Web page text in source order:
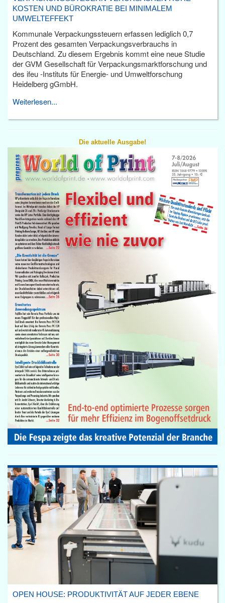
KOSTEN UND BÜROKRATIE BEI MINIMALEM
UMWELTEFFEKT
Kommunale Verpackungssteuern erfassen lediglich 0,7
Prozent des gesamten Verpackungsverbrauchs in
Deutschland. Zu diesem Ergebnis kommt eine neue Studie
der GVM Gesellschaft für Verpackungsmarktforschung und
des ifeu -Instituts für Energie- und Umweltforschung
Heidelberg gGmbH.
Weiterlesen...
Die aktuelle Ausgabe!
OPEN HOUSE: PRODUKTIVITÄT AUF JEDER EBENE